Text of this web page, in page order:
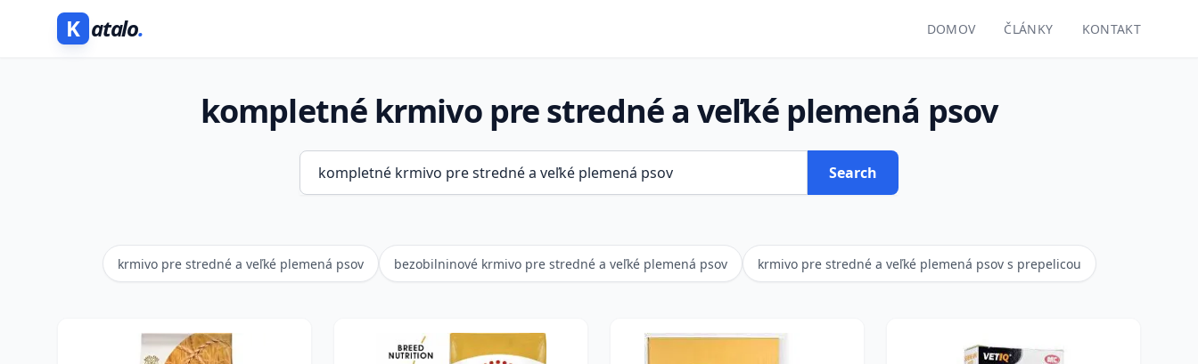
K atalo. DOMOV ČLÁNKY KONTAKT
kompletné krmivo pre stredné a veľké plemená psov
Search
krmivo pre stredné a veľké plemená psov bezobilninové krmivo pre stredné a veľké plemená psov krmivo pre stredné a veľké plemená psov s prepelicou